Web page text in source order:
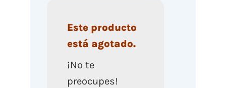
Este producto
está agotado.
¡No te
preocupes!